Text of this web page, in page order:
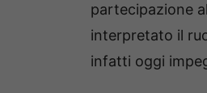
partecipazione
interpretato il
infatti oggi